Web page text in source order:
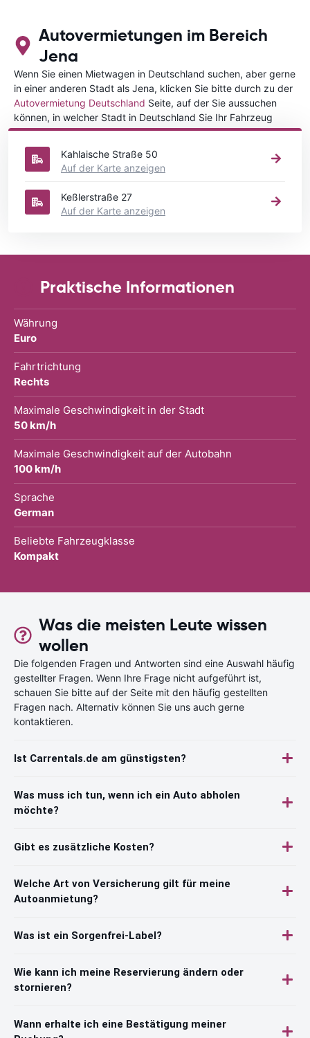
Autovermietungen im Bereich
Jena
Wenn Sie einen Mietwagen in Deutschland suchen, aber gerne
in einer anderen Stadt als Jena, klicken Sie bitte durch zu der
Autovermietung Deutschland Seite, auf der Sie aussuchen
können, in welcher Stadt in Deutschland Sie Ihr Fahrzeug
mieten wollen.
Kahlaische Straße 50
Auf der Karte anzeigen
Keßlerstraße 27
Auf der Karte anzeigen
Praktische Informationen
Währung
Euro
Fahrtrichtung
Rechts
Maximale Geschwindigkeit in der Stadt
50 km/h
Maximale Geschwindigkeit auf der Autobahn
100 km/h
Sprache
German
Beliebte Fahrzeugklasse
Kompakt
Was die meisten Leute wissen
wollen
Die folgenden Fragen und Antworten sind eine Auswahl häufig
gestellter Fragen. Wenn Ihre Frage nicht aufgeführt ist,
schauen Sie bitte auf der Seite mit den häufig gestellten
Fragen nach. Alternativ können Sie uns auch gerne
kontaktieren.
Ist Carrentals.de am günstigsten?
Was muss ich tun, wenn ich ein Auto abholen
möchte?
Gibt es zusätzliche Kosten?
Welche Art von Versicherung gilt für meine
Autoanmietung?
Was ist ein Sorgenfrei-Label?
Wie kann ich meine Reservierung ändern oder
stornieren?
Wann erhalte ich eine Bestätigung meiner